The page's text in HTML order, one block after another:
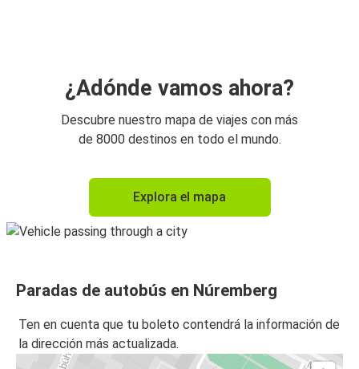
Múnich
Núremberg
París
París
Núremberg
Núremberg
Núremberg
Colonia
Núremberg
¿Adónde vamos ahora?
Descubre nuestro mapa de viajes con más
de 8000 destinos en todo el mundo.
Explora el mapa
Paradas de autobús en Núremberg
Ten en cuenta que tu boleto contendrá la información de
la dirección más actualizada.